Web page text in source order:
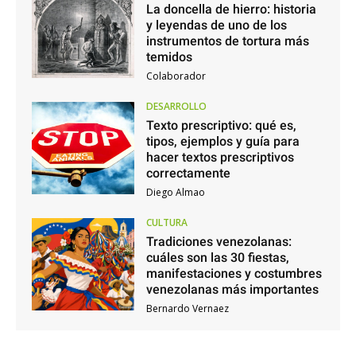
La doncella de hierro: historia
y leyendas de uno de los
instrumentos de tortura más
temidos
Colaborador
DESARROLLO
Texto prescriptivo: qué es,
tipos, ejemplos y guía para
hacer textos prescriptivos
correctamente
Diego Almao
CULTURA
Tradiciones venezolanas:
cuáles son las 30 fiestas,
manifestaciones y costumbres
venezolanas más importantes
Bernardo Vernaez